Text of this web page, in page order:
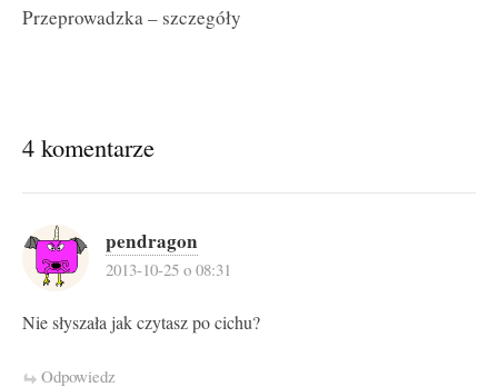
Przeprowadzka – szczegóły
4 komentarze
pendragon
2013-10-25 o 08:31
Nie słyszała jak czytasz po cichu?
Odpowiedz